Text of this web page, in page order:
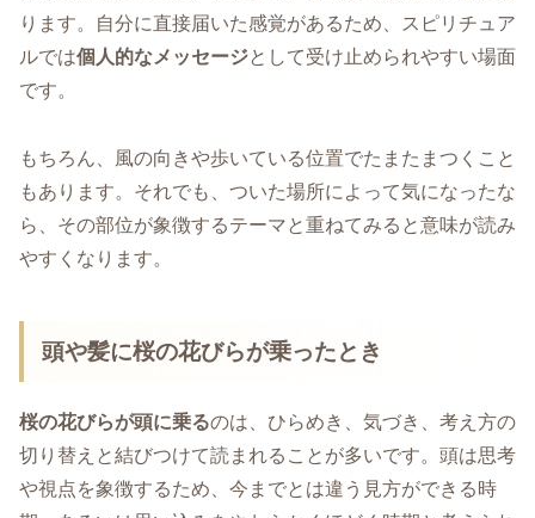
ります。自分に直接届いた感覚があるため、スピリチュア
ルでは個人的なメッセージとして受け止められやすい場面
です。
もちろん、風の向きや歩いている位置でたまたまつくこと
もあります。それでも、ついた場所によって気になったな
ら、その部位が象徴するテーマと重ねてみると意味が読み
やすくなります。
頭や髪に桜の花びらが乗ったとき
桜の花びらが頭に乗るのは、ひらめき、気づき、考え方の
切り替えと結びつけて読まれることが多いです。頭は思考
や視点を象徴するため、今までとは違う見方ができる時